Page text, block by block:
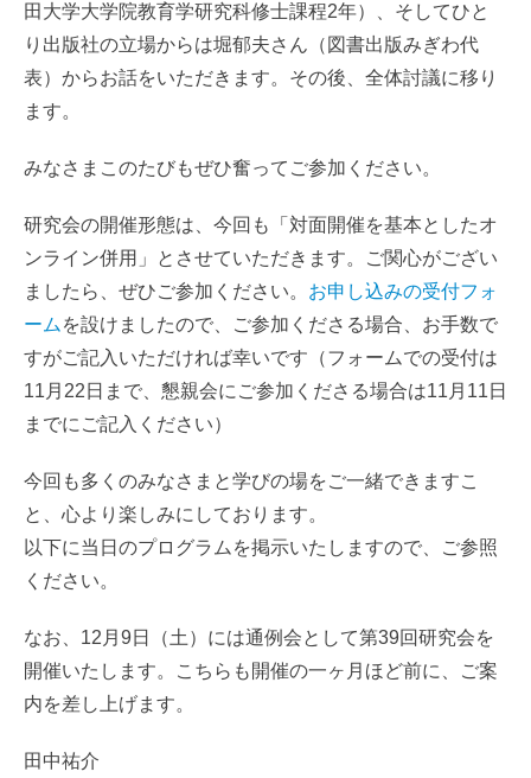
田大学大学院教育学研究科修士課程2年）、そしてひと
り出版社の立場からは堀郁夫さん（図書出版みぎわ代
表）からお話をいただきます。その後、全体討議に移り
ます。
みなさまこのたびもぜひ奮ってご参加ください。
研究会の開催形態は、今回も「対面開催を基本としたオ
ンライン併用」とさせていただきます。ご関心がござい
ましたら、ぜひご参加ください。 お申し込みの受付フォ
ーム を設けましたので、ご参加くださる場合、お手数で
すがご記入いただければ幸いです（フォームでの受付は
11月22日まで、懇親会にご参加くださる場合は11月11日
までにご記入ください）
今回も多くのみなさまと学びの場をご一緒できますこ
と、心より楽しみにしております。
以下に当日のプログラムを掲示いたしますので、ご参照
ください。
なお、12月9日（土）には通例会として第39回研究会を
開催いたします。こちらも開催の一ヶ月ほど前に、ご案
内を差し上げます。
田中祐介